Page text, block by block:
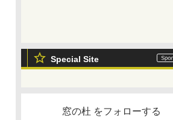
Special Site
窓の杜 をフォローする